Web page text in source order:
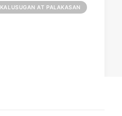
KALUSUGAN AT PALAKASAN